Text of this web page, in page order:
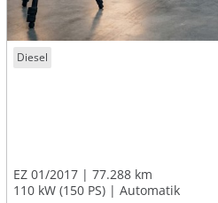
Diesel
EZ 01/2017
77.288 km
110 kW (150 PS)
Automatik